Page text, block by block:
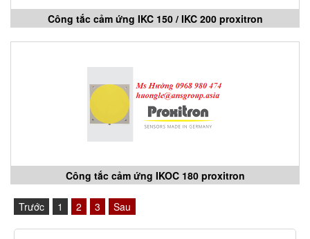
Công tắc cảm ứng IKC 150 / IKC 200 proxitron
Công tắc cảm ứng IKOC 180 proxitron
Trước 1 2 3 Sau